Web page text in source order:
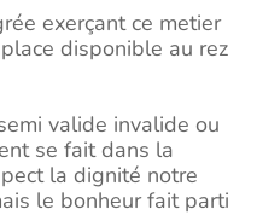
exerçant ce metier
disponible au rez
valide invalide ou
se fait dans la
la dignité notre
le bonheur fait parti